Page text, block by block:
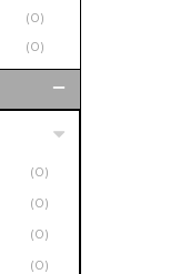
(0)
(0)
(0)
(0)
(0)
(0)